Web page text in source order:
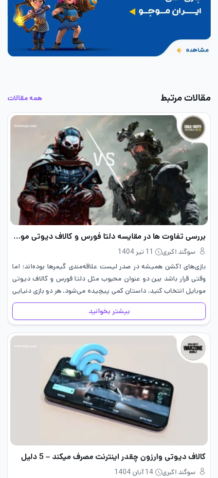
مقالات مرتبط همه مقالات
بررسی تفاوت ها در مقایسه دلتا فورس و کالاف دیوتی موبایل
سوگند اکبری
11 تیر 1404
بازی‌های اکشن همیشه در صدر لیست علاقه‌مندی گیمرها بوده‌اند؛ اما
وقتی قرار باشد بین دو عنوان محبوب مثل دلتا فورس و کالاف دیوتی
موبایل انتخاب کنید، داستان کمی پیچیده می‌شود. هر دو بازی دنیایی
هیجان‌انگیز با حال‌وهوای نظامی دارند، ولی…
بیشتر بخوانید
کالاف دیوتی وارزون چقدر اینترنت مصرف میکند – 5 دلیل
سوگند اکبری
14 آبان 1404